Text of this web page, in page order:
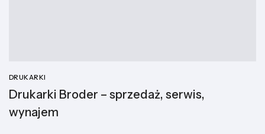
DRUKARKI
Drukarki Broder – sprzedaż, serwis,
wynajem